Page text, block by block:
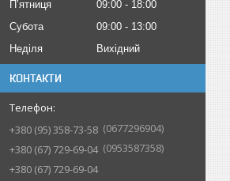
Пʼятниця
09:00
18:00
Субота
09:00
13:00
Неділя
Вихідний
КОНТАКТИ
+380 (95) 358-73-58
0677296904
+380 (67) 729-69-04
0953587358
+380 (67) 729-69-04